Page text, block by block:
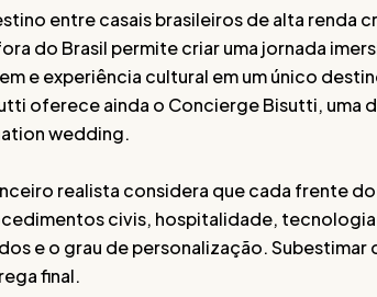
entre casais brasileiros de alta renda
do Brasil permite criar uma jornada
e experiência cultural em um único
oferece ainda o Concierge Bisutti, uma
wedding.
realista considera que cada frente
civis, hospitalidade,
e o grau de personalização.
final.